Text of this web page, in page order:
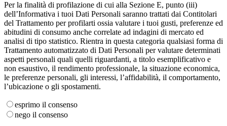
Per la finalità di profilazione di cui alla Sezione E, punto (iii)
dell’Informativa i tuoi Dati Personali saranno trattati dai Contitolari
del Trattamento per profilarti ossia valutare i tuoi gusti, preferenze ed
abitudini di consumo anche correlate ad indagini di mercato ed
analisi di tipo statistico. Rientra in questa categoria qualsiasi forma di
Trattamento automatizzato di Dati Personali per valutare determinati
aspetti personali quali quelli riguardanti, a titolo esemplificativo e
non esaustivo, il rendimento professionale, la situazione economica,
le preferenze personali, gli interessi, l’affidabilità, il comportamento,
l’ubicazione o gli spostamenti.
esprimo il consenso
nego il consenso